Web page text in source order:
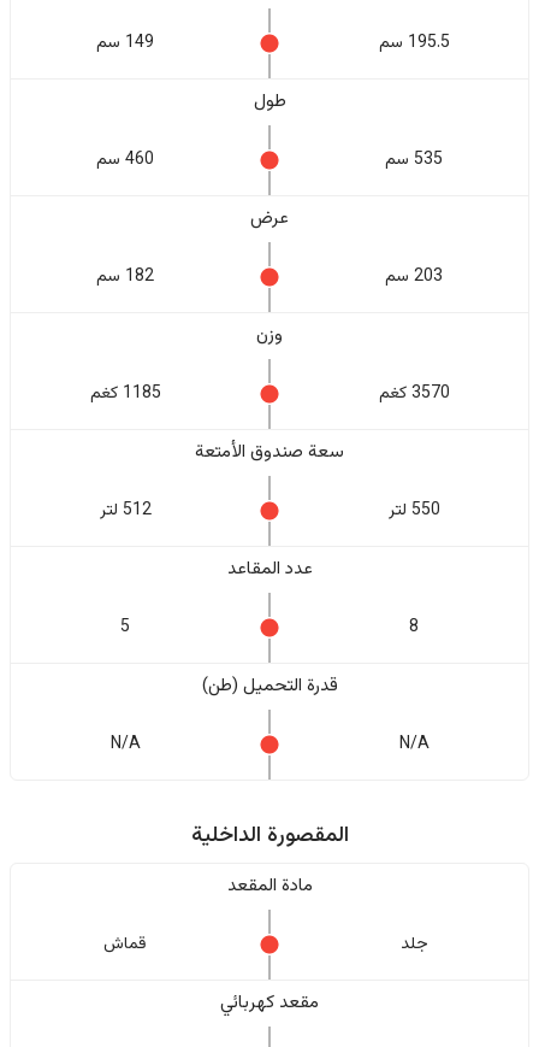
195.5 سم 149 سم
طول
535 سم 460 سم
عرض
203 سم 182 سم
وزن
3570 كغم 1185 كغم
سعة صندوق الأمتعة
550 لتر 512 لتر
عدد المقاعد
8
5
قدرة التحميل (طن)
N/A
N/A
المقصورة الداخلية
مادة المقعد
جلد قماش
مقعد كهربائي